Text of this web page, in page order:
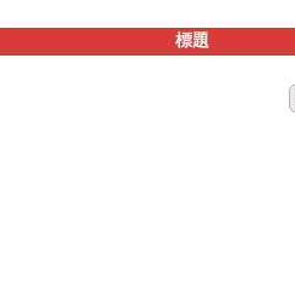
標題